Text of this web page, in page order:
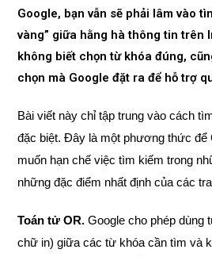
Google, bạn vẫn sẽ phải lâm vào
vàng” giữa hằng hà thông tin trên
không biết chọn từ khóa đúng,
chọn mà Google đặt ra để hỗ trợ
Bài viết này chỉ tập trung vào cách
đặc biệt. Đây là một phương thức để
muốn hạn chế việc tìm kiếm trong
những đặc điểm nhất định của các
Toán tử OR. Google cho phép dùng
chữ in) giữa các từ khóa cần tìm và